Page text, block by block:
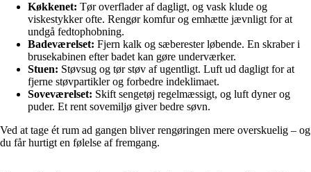
Køkkenet: Tør overflader af dagligt, og vask klude og
viskestykker ofte. Rengør komfur og emhætte jævnligt for at
undgå fedtophobning.
Badeværelset: Fjern kalk og sæberester løbende. En skraber i
brusekabinen efter badet kan gøre underværker.
Stuen: Støvsug og tør støv af ugentligt. Luft ud dagligt for at
fjerne støvpartikler og forbedre indeklimaet.
Soveværelset: Skift sengetøj regelmæssigt, og luft dyner og
puder. Et rent sovemiljø giver bedre søvn.
Ved at tage ét rum ad gangen bliver rengøringen mere overskuelig – og
du får hurtigt en følelse af fremgang.